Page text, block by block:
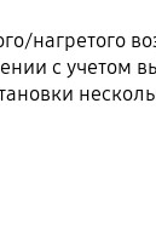
нагретого
с учетом